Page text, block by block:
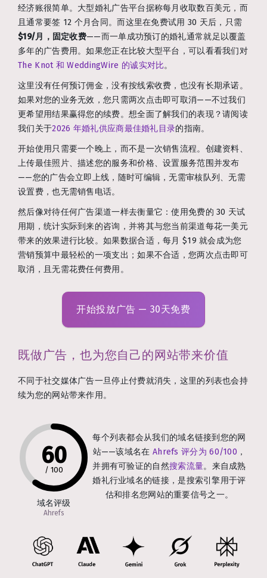
经济账很简单。大型婚礼广告平台据称每月收取数百美元，而
且通常要签 12 个月合同。而这里在免费试用 30 天后，只需
$19/月，固定收费——而一单成功预订的婚礼通常就足以覆盖
多年的广告费用。如果您正在比较大型平台，可以看看我们对
The Knot 和 WeddingWire 的诚实对比。
这里没有任何预订佣金，没有按线索收费，也没有长期承诺。
如果对您的业务无效，您只需两次点击即可取消——不过我们
更希望用结果赢得您的续费。想全面了解我们的表现？请阅读
我们关于2026 年婚礼供应商最佳婚礼目录的指南。
开始使用只需要一个晚上，而不是一次销售流程。创建资料、
上传最佳照片、描述您的服务和价格、设置服务范围并发布
——您的广告会立即上线，随时可编辑，无需审核队列、无需
设置费，也无需销售电话。
然后像对待任何广告渠道一样去衡量它：使用免费的 30 天试
用期，统计实际到来的咨询，并将其与您当前渠道每花一美元
带来的效果进行比较。如果数据合适，每月 $19 就会成为您
营销预算中最轻松的一项支出；如果不合适，您两次点击即可
取消，且无需花费任何费用。
开始投放广告 — 30天免费
既做广告，也为您自己的网站带来价值
不同于社交媒体广告一旦停止付费就消失，这里的列表也会持
续为您的网站带来作用。
60
/ 100
域名评级
Ahrefs
每个列表都会从我们的域名链接到您的网
站——该域名在 Ahrefs 评分为 60/100 ，
并拥有可验证的自然搜索流量。来自成熟
婚礼行业域名的链接，是搜索引擎用于评
估和排名您网站的重要信号之一。